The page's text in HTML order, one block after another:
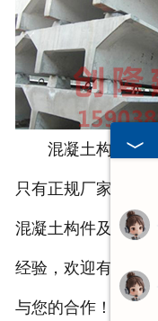
混凝土构件在购
只有正规厂家生产
混凝土构件及相关
经验，欢迎有意者
与您的合作！